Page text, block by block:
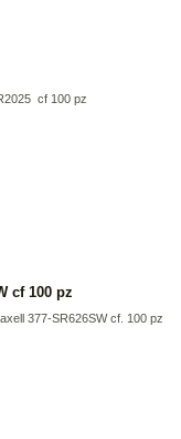
cf 100 pz
cf 100 pz
377-SR626SW cf. 100 pz